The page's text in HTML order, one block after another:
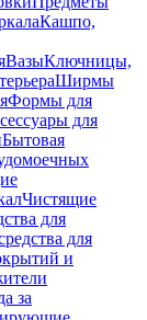
Кашпо,
ВазыКлючницы,
Ширмы
Формы для
для
Бытовая
Чистящие
для
для
и
за